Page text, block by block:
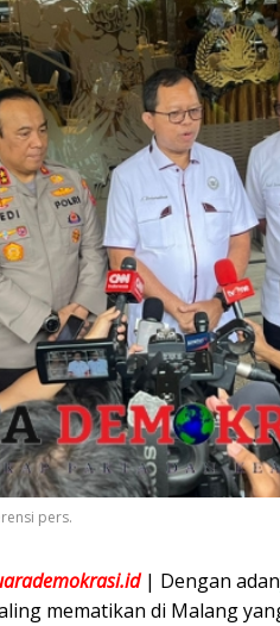
pers.
| Dengan
mematikan di Malang